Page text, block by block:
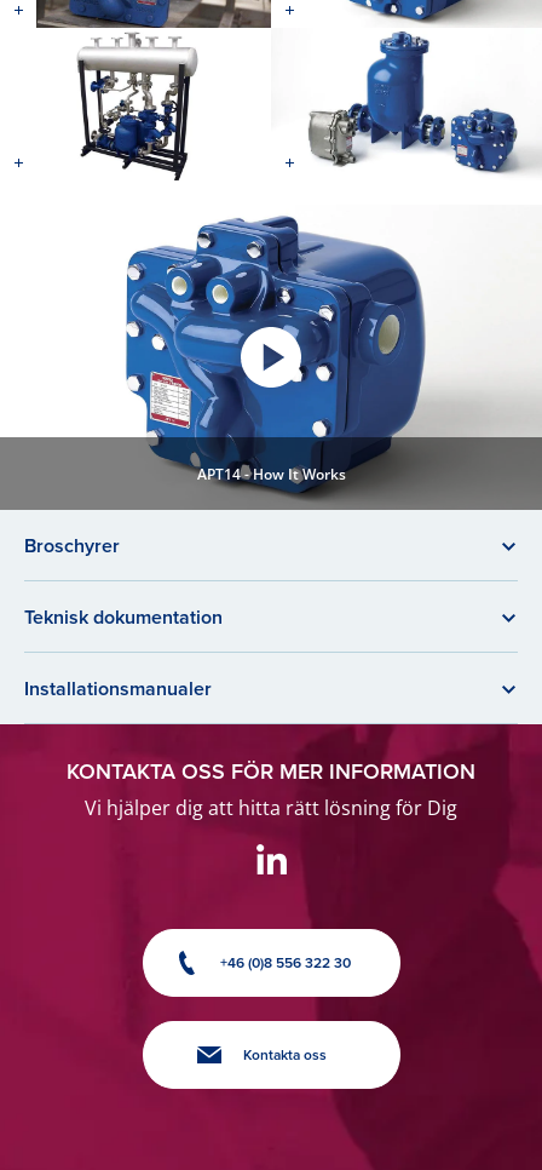
APT14 - How It Works
Broschyrer
Teknisk dokumentation
Installationsmanualer
KONTAKTA OSS FÖR MER INFORMATION
Vi hjälper dig att hitta rätt lösning för Dig
+46 (0)8 556 322 30
Kontakta oss